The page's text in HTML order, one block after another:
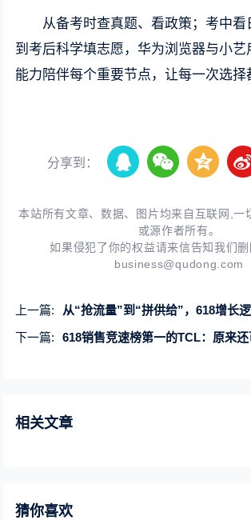
从备考时查真题、看政策；考中看
到考后科学填志愿，华为浏览器与小艺
能力陪伴每个重要节点，让每一次选择
分享到：
本站所有文章、数据、图片均来自互联网,一
或源作者所有。
如果侵犯了你的权益请来信告知我们删
business@qudong.com
上一篇:
从“抢流量”到“拼供给”，618增长
下一篇:
618销售竞速榜第一的TCL：原来还可以
相关文章
猜你喜欢